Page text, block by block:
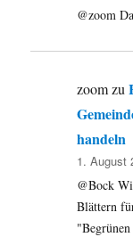
@zoom
zoomzu
handeln
1. August
@Bock
Blättern